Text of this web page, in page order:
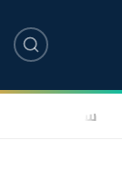
سياسة